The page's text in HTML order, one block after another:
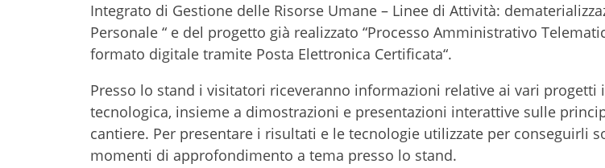
Integrato di Gestione delle Risorse Umane – Linee di Attività:
Personale “ e del progetto già realizzato “Processo Amministrativo
formato digitale tramite Posta Elettronica Certificata“.
Presso lo stand i visitatori riceveranno informazioni relative ai vari progetti
tecnologica, insieme a dimostrazioni e presentazioni interattive sulle
cantiere. Per presentare i risultati e le tecnologie utilizzate per conseguirli
momenti di approfondimento a tema presso lo stand.